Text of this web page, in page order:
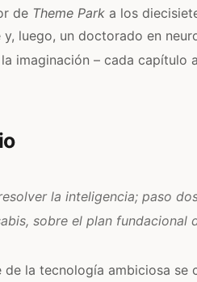
de Theme Park a los
y, luego, un doctorado en
imaginación – cada capítulo
la inteligencia; paso
sobre el plan fundacional
la tecnología ambiciosa se